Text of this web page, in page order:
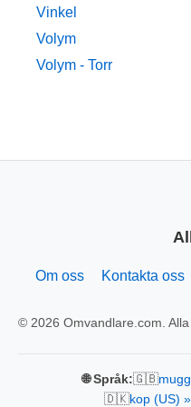
Vinkel
Volym
Volym - Torr
Om oss Kontakta oss
© 2026 Omvandlare.com.
🌐 Språk:🇬🇧
🇩🇰kop (US)